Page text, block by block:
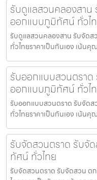
รับดูแลสวนคลองสา
ออกแบบภูมิทัศน์ ทั่วไ
รับดูแลสวนคลองสาน รับจัด
ทั่วไทยราคาเป็นกันเอง เน้น
รับออกแบบสวนตรา
ออกแบบภูมิทัศน์ ทั่วไ
รับออกแบบสวนตราด รับจัด
ทั่วไทยราคาเป็นกันเอง เน้น
รับจัดสวนตราด รับจั
ทัศน์ ทั่วไทย
รับจัดสวนตราด รับจัดสวน